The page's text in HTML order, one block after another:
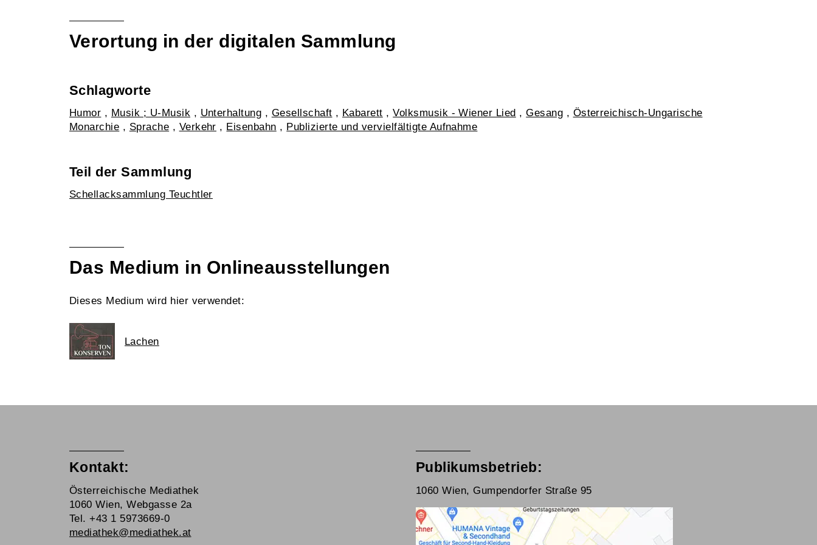
Verortung in der digitalen Sammlung
Schlagworte
Humor , Musik ; U-Musik , Unterhaltung , Gesellschaft , Kabarett ,Volksmusik - Wiener Lied ,Gesang , Österreichisch-Ungarische
Monarchie , Sprache , Verkehr , Eisenbahn , Publizierte und vervielfältigte Aufnahme
Teil der Sammlung
Schellacksammlung Teuchtler
Das Medium in Onlineausstellungen
Dieses Medium wird hier verwendet:
Lachen
Kontakt:
Österreichische Mediathek
1060 Wien, Webgasse 2a
Tel. +43 1 5973669-0
mediathek@mediathek.at
Publikumsbetrieb:
1060 Wien, Gumpendorfer Straße 95